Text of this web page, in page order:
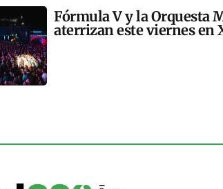
Fórmula V y la Orquesta
aterrizan este viernes en